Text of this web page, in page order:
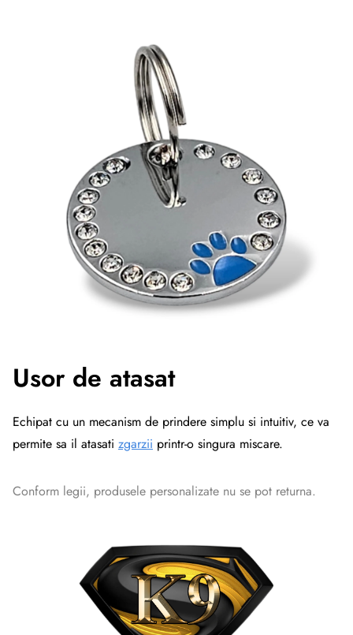
Usor de atasat
Echipat cu un mecanism de prindere simplu si intuitiv, ce va
permite sa il atasati zgarzii printr-o singura miscare.
Conform legii, produsele personalizate nu se pot returna.